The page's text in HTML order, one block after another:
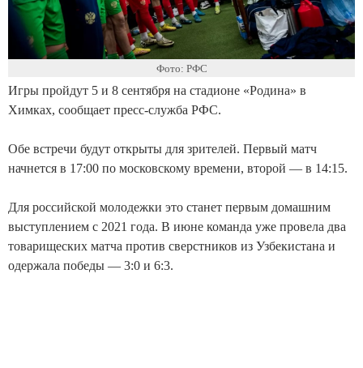
Фото: РФС
Игры пройдут 5 и 8 сентября на стадионе «Родина» в
Химках, сообщает пресс-служба РФС.
Обе встречи будут открыты для зрителей. Первый матч
начнется в 17:00 по московскому времени, второй — в 14:15.
Для российской молодежки это станет первым домашним
выступлением с 2021 года. В июне команда уже провела два
товарищеских матча против сверстников из Узбекистана и
одержала победы — 3:0 и 6:3.